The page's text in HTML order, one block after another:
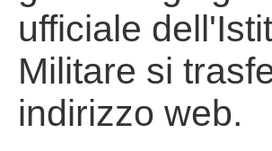
ufficiale
Militare si
indirizzo web.